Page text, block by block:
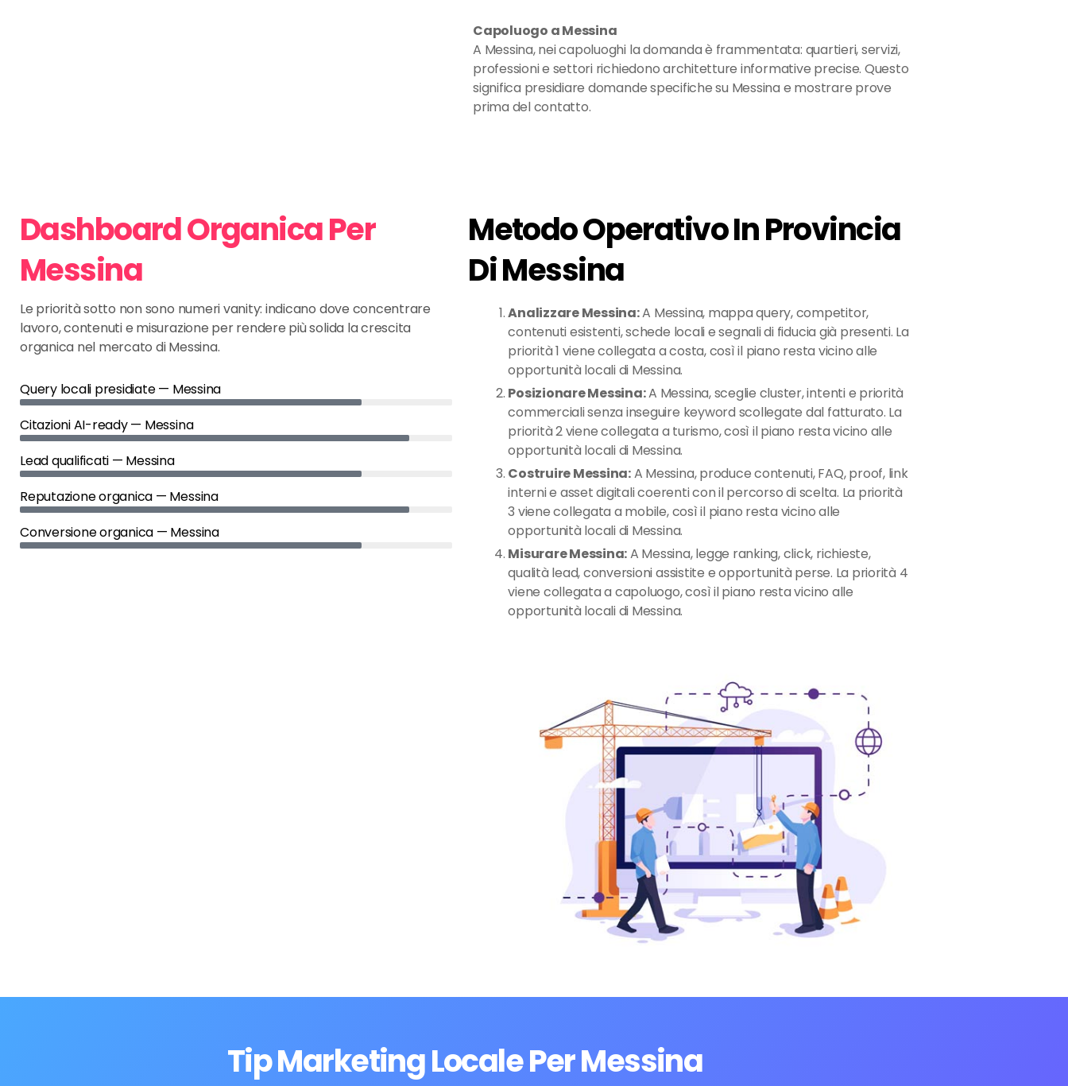
Capoluogo a Messina
A Messina, nei capoluoghi la domanda è frammentata: quartieri, servizi,
professioni e settori richiedono architetture informative precise. Questo
significa presidiare domande specifiche su Messina e mostrare prove
prima del contatto.
Dashboard Organica Per
Messina
Le priorità sotto non sono numeri vanity: indicano dove concentrare
lavoro, contenuti e misurazione per rendere più solida la crescita
organica nel mercato di Messina.
Query locali presidiate — Messina
Citazioni AI-ready — Messina
Lead qualificati — Messina
Reputazione organica — Messina
Conversione organica — Messina
Metodo Operativo In Provincia
Di Messina
Analizzare Messina:A Messina, mappa query, competitor,
contenuti esistenti, schede locali e segnali di fiducia già presenti. La
priorità 1 viene collegata a costa, così il piano resta vicino alle
opportunità locali di Messina.
Posizionare Messina:A Messina, sceglie cluster, intenti e priorità
commerciali senza inseguire keyword scollegate dal fatturato. La
priorità 2 viene collegata a turismo, così il piano resta vicino alle
opportunità locali di Messina.
Costruire Messina:A Messina, produce contenuti, FAQ, proof, link
interni e asset digitali coerenti con il percorso di scelta. La priorità
3 viene collegata a mobile, così il piano resta vicino alle
opportunità locali di Messina.
Misurare Messina:A Messina, legge ranking, click, richieste,
qualità lead, conversioni assistite e opportunità perse. La priorità 4
viene collegata a capoluogo, così il piano resta vicino alle
opportunità locali di Messina.
Tip Marketing Locale Per Messina